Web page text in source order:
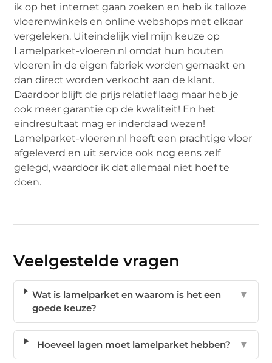
ik op het internet gaan zoeken en heb ik talloze
vloerenwinkels en online webshops met elkaar
vergeleken. Uiteindelijk viel mijn keuze op
Lamelparket-vloeren.nl omdat hun houten
vloeren in de eigen fabriek worden gemaakt en
dan direct worden verkocht aan de klant.
Daardoor blijft de prijs relatief laag maar heb je
ook meer garantie op de kwaliteit! En het
eindresultaat mag er inderdaad wezen!
Lamelparket-vloeren.nl heeft een prachtige vloer
afgeleverd en uit service ook nog eens zelf
gelegd, waardoor ik dat allemaal niet hoef te
doen.
Veelgestelde vragen
Wat is lamelparket en waarom is het een
goede keuze?
▼
Hoeveel lagen moet lamelparket hebben? ▼